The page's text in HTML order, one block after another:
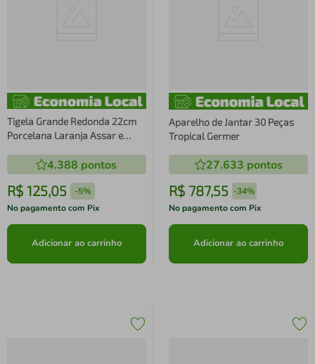
Tigela Grande Redonda 22cm
Porcelana Laranja Assar e
4.388 pontos
R$ 125,05 -5%
No pagamento com Pix
Adicionar ao carrinho
Aparelho de Jantar 30 Peças
Tropical Germer
27.633 pontos
R$ 787,55 -34%
No pagamento com Pix
Adicionar ao carrinho